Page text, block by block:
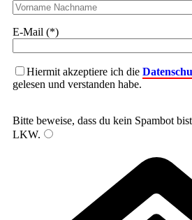
E-Mail (*)
Hiermit akzeptiere ich die
gelesen und verstanden habe.
Bitte beweise, dass du kein Spambot
LKW.